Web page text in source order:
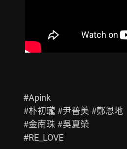
#Apink
#朴初瓏 #尹普美 #鄭恩地
#金南珠 #吳夏榮
#RE_LOVE